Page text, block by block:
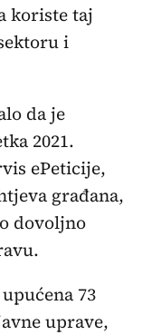
koriste taj
i
da je
2021.
ePeticije,
građana,
dovoljno
73
uprave,